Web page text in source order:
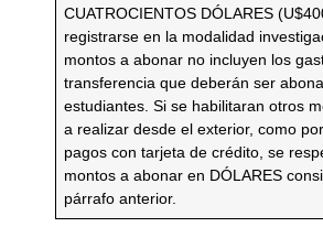
CUATROCIENTOS DÓLARES
registrarse en la modalidad
montos a abonar no incluyen los
transferencia que deberán ser
estudiantes. Si se habilitaran otros
a realizar desde el exterior, como
pagos con tarjeta de crédito, se
montos a abonar en DÓLARES
párrafo anterior.